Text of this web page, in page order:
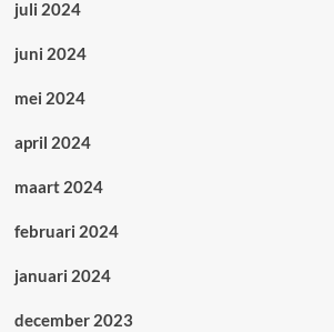
juli 2024
juni 2024
mei 2024
april 2024
maart 2024
februari 2024
januari 2024
december 2023